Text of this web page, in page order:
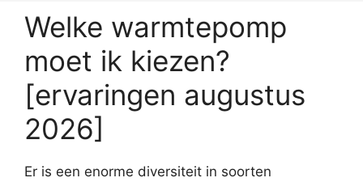
Welke warmtepomp
moet ik kiezen?
[ervaringen augustus
2026]
Er is een enorme diversiteit in soorten